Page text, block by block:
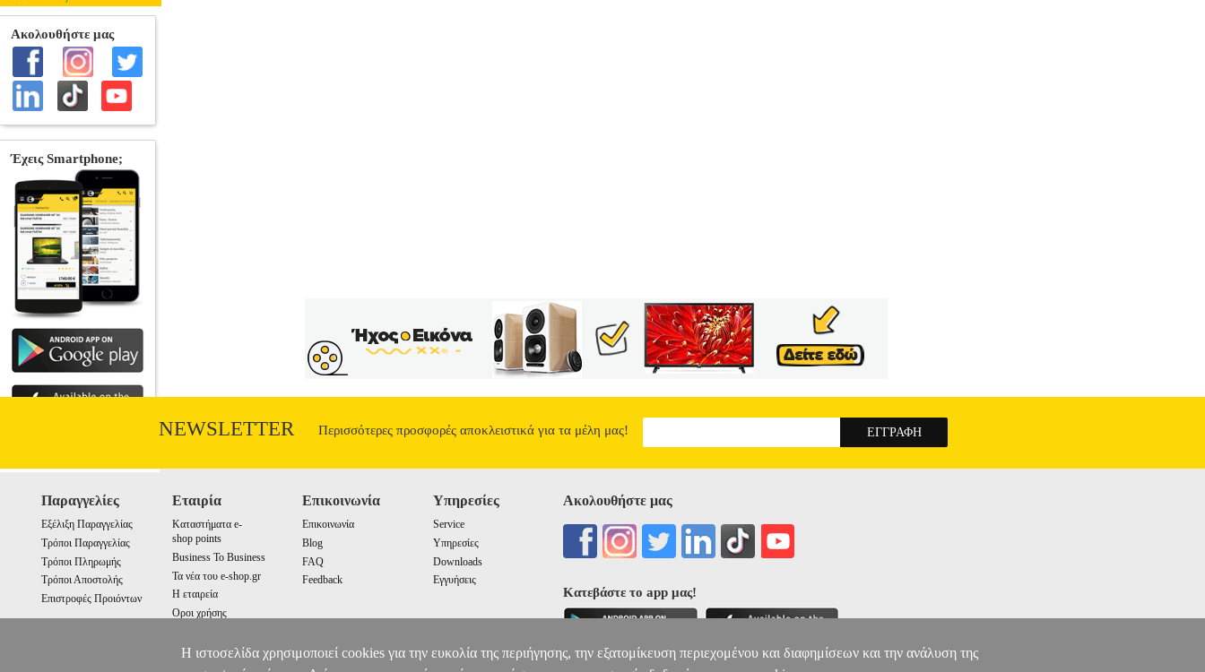
NEWSLETTER Περισσότερες προσφορές αποκλειστικά για τα μέλη μας!
Παραγγελίες
Εξέλιξη Παραγγελίας
Τρόποι Παραγγελίας
Τρόποι Πληρωμής
Τρόποι Αποστολής
Επιστροφές Προιόντων
Εταιρία
Καταστήματα e-
shop points
Business To Business
Τα νέα του e-shop.gr
Η εταιρεία
Οροι χρήσης
Επικοινωνία
Επικοινωνία
Blog
FAQ
Feedback
Υπηρεσίες
Service
Υπηρεσίες
Downloads
Εγγυήσεις
Ακολουθήστε μας
Κατεβάστε το app μας!
Η ιστοσελίδα χρησιμοποιεί cookies για την ευκολία της περιήγησης, την εξατομίκευση περιεχομένου και διαφημίσεων και την ανάλυση της